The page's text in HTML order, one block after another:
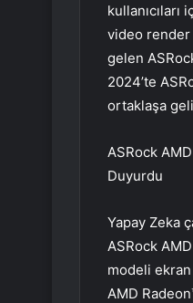
video render
gelen
2024’te
ortaklaşa
ASRock
Duyurdu
Yapay Zeka
ASRock
modeli
AMD